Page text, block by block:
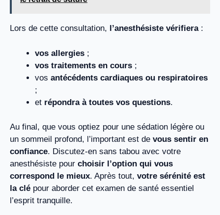
Lors de cette consultation, l’anesthésiste vérifiera:
vos allergies ;
vos traitements en cours ;
vos antécédents cardiaques ou respiratoires
;
et répondra à toutes vos questions.
Au final, que vous optiez pour une sédation légère ou
un sommeil profond, l’important est de vous sentir en
confiance. Discutez-en sans tabou avec votre
anesthésiste pour choisir l’option qui vous
correspond le mieux. Après tout, votre sérénité est
la clé pour aborder cet examen de santé essentiel
l’esprit tranquille.